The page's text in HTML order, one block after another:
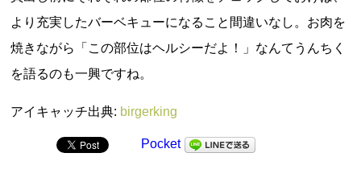
より充実したバーベキューになること間違いなし。お肉を
焼きながら「この部位はヘルシーだよ！」なんてうんちく
を語るのも一興ですね。
アイキャッチ出典: birgerking
Pocket